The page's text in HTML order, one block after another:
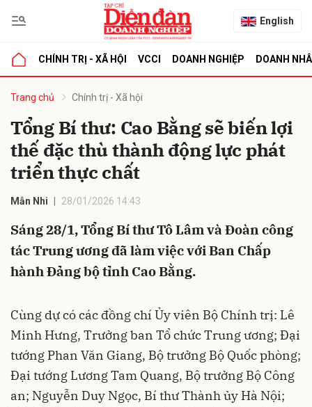
English
CHÍNH TRỊ - XÃ HỘI VCCI DOANH NGHIỆP DOANH
Trang chủ Chính trị - Xã hội
Tổng Bí thư: Cao Bằng sẽ biến lợi
thế đặc thù thành động lực phát
triển thực chất
Mẫn Nhi 28/01/2026 14:43
Sáng 28/1, Tổng Bí thư Tô Lâm và Đoàn công
tác Trung ương đã làm việc với Ban Chấp
hành Đảng bộ tỉnh Cao Bằng.
Cùng dự có các đồng chí Ủy viên Bộ Chính trị: Lê
Minh Hưng, Trưởng ban Tổ chức Trung ương; Đại
tướng Phan Văn Giang, Bộ trưởng Bộ Quốc phòng;
Đại tướng Lương Tam Quang, Bộ trưởng Bộ Công
an; Nguyễn Duy Ngọc, Bí thư Thành ủy Hà Nội;
luận
Hủy